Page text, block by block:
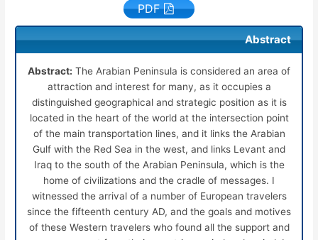
PDF
Abstract
Abstract: The Arabian Peninsula is considered an area of
attraction and interest for many, as it occupies a
distinguished geographical and strategic position as it is
located in the heart of the world at the intersection point
of the main transportation lines, and it links the Arabian
Gulf with the Red Sea in the west, and links Levant and
Iraq to the south of the Arabian Peninsula, which is the
home of civilizations and the cradle of messages. I
witnessed the arrival of a number of European travelers
since the fifteenth century AD, and the goals and motives
of these Western travelers who found all the support and